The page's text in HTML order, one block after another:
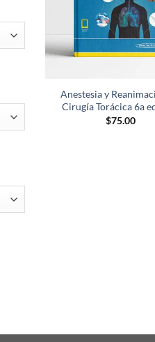
Anestesia y
Cirugía Torácica 6a
$75.00